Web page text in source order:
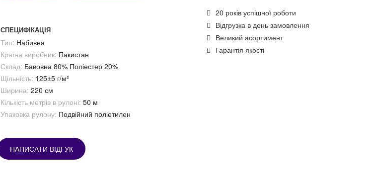
СПЕЦИФІКАЦІЯ
Тип: Набивна
Країна виробник: Пакистан
Склад: Бавовна 80% Поліестер 20%
Щільність: 125±5 г/м²
Ширина: 220 см
Кількість метрів в рулоні: 50 м
Упаковка рулону: Подвійний поліетилен
20 років успішної роботи
Відгрузка в день замовлення
Великий асортимент
Гарантія якості
НАПИСАТИ ВІДГУК